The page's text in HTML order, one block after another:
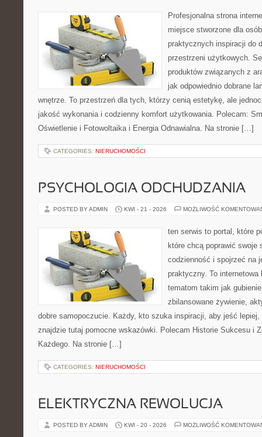
Profesjonalna strona
miejsce stworzone dla
praktycznych inspiracji do
przestrzeni użytkowych.
produktów związanych z
jak odpowiednio dobrane
wnętrze. To przestrzeń dla tych, którzy cenią estetykę, ale
jakość wykonania i codzienny komfort użytkowania. Polecam:
Oświetlenie i Fotowoltaika i Energia Odnawialna. Na stronie […]
CATEGORIES: NIERUCHOMOŚCI
PSYCHOLOGIA ODCHUDZANIA
POSTED BY ADMIN KWI - 21 - 2026 MOŻLIWOŚĆ
ten serwis to portal, które
które chcą poprawić swoje
codzienność i spojrzeć na
praktyczny. To
tematom takim jak
zbilansowane żywienie,
dobre samopoczucie. Każdy, kto szuka inspiracji, aby jeść
znajdzie tutaj pomocne wskazówki. Polecam Historie Sukcesu i
Każdego. Na stronie […]
CATEGORIES: NIERUCHOMOŚCI
ELEKTRYCZNA REWOLUCJA
POSTED BY ADMIN KWI - 20 - 2026 MOŻLIWOŚĆ